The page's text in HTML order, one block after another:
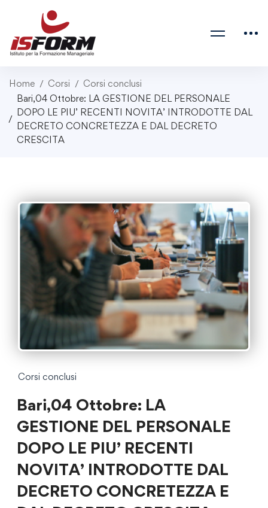
Home Corsi
Corsi conclusi
Bari,04 Ottobre: LA GESTIONE DEL PERSONALE
DOPO LE PIU’ RECENTI NOVITA’ INTRODOTTE DAL
DECRETO CONCRETEZZA E DAL DECRETO
CRESCITA
Corsi conclusi
Bari,04 Ottobre: LA
GESTIONE DEL PERSONALE
DOPO LE PIU’ RECENTI
NOVITA’ INTRODOTTE DAL
DECRETO CONCRETEZZA E